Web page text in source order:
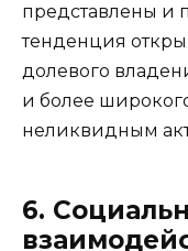
представлены и
тенденция
долевого
и более
неликвидным
6.